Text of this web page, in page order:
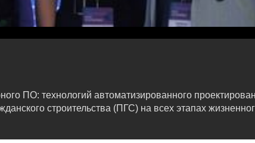
ПО: технологий автоматизированного
строительства (ПГС) на всех этапах